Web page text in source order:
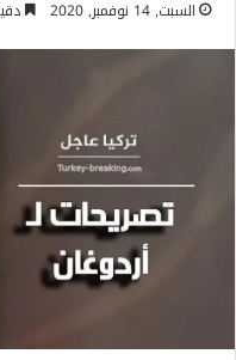
السبت, 14 نوفمبر, 2020